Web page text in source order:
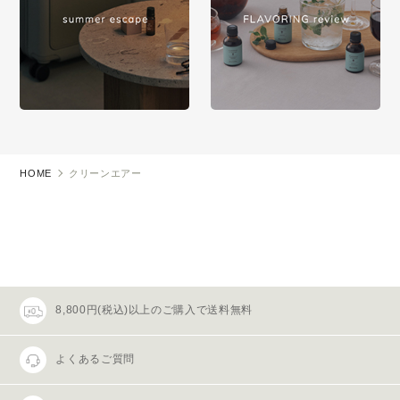
HOME クリーンエアー
8,800円(税込)以上のご購入で送料無料
よくあるご質問